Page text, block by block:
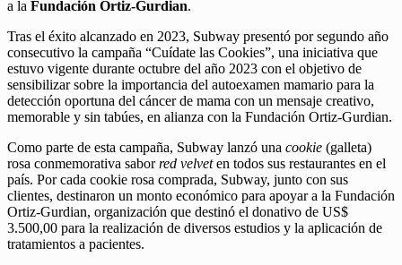
a la Fundación Ortiz-Gurdian.
Tras el éxito alcanzado en 2023, Subway presentó por segundo año
consecutivo la campaña “Cuídate las Cookies”, una iniciativa que
estuvo vigente durante octubre del año 2023 con el objetivo de
sensibilizar sobre la importancia del autoexamen mamario para la
detección oportuna del cáncer de mama con un mensaje creativo,
memorable y sin tabúes, en alianza con la Fundación Ortiz-Gurdian.
Como parte de esta campaña, Subway lanzó una cookie (galleta)
rosa conmemorativa saborred velveten todos sus restaurantes en el
país. Por cada cookie rosa comprada, Subway, junto con sus
clientes, destinaron un monto económico para apoyar a la Fundación
Ortiz-Gurdian, organización que destinó el donativo de US$
3.500,00 para la realización de diversos estudios y la aplicación de
tratamientos a pacientes.